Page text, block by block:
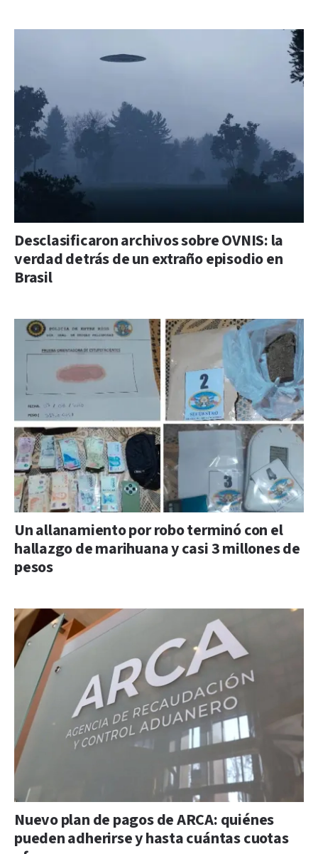
Desclasificaron archivos sobre OVNIS: la
verdad detrás de un extraño episodio en
Brasil
Un allanamiento por robo terminó con el
hallazgo de marihuana y casi 3 millones de
pesos
Nuevo plan de pagos de ARCA: quiénes
pueden adherirse y hasta cuántas cuotas